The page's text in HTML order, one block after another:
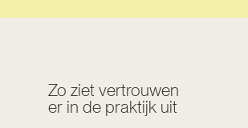
Zo ziet vertrouwen
er in de praktijk uit